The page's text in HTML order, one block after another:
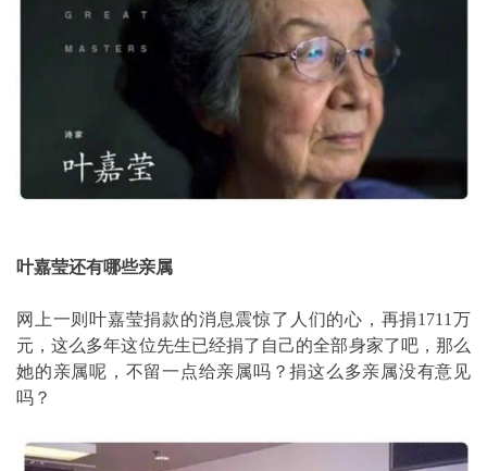
叶嘉莹还有哪些亲属
网上一则叶嘉莹捐款的消息震惊了人们的心，再捐1711万
元，这么多年这位先生已经捐了自己的全部身家了吧，那么
她的亲属呢，不留一点给亲属吗？捐这么多亲属没有意见
吗？